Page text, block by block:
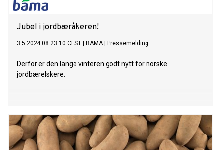
Jubel i jordbæråkeren!
3.5.2024 08:23:10 CEST BAMA| Pressemelding
Derfor er den lange vinteren godt nytt for norske
jordbærelskere.